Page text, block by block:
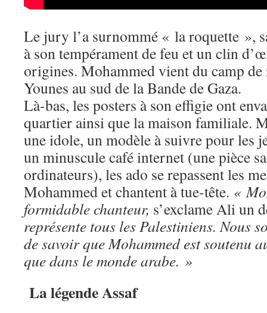
Le jury l’a surnommé « la roquette »,
à son tempérament de feu et un clin
origines. Mohammed vient du camp
Younes au sud de la Bande de Gaza.
Là-bas, les posters à son effigie ont
quartier ainsi que la maison familiale.
une idole, un modèle à suivre pour les
un minuscule café internet (une pièce
ordinateurs), les ado se repassent les
Mohammed et chantent à tue-tête. «
formidable chanteur, s’exclame Ali un
représente tous les Palestiniens. Nous
de savoir que Mohammed est soutenu
que dans le monde arabe. »
La légende Assaf